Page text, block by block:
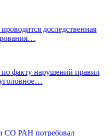
доследственная
факту нарушений правил
СО РАН потребовал